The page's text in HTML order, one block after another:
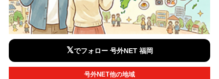
𝕏でフォロー 号外NET 福岡
号外NET他の地域